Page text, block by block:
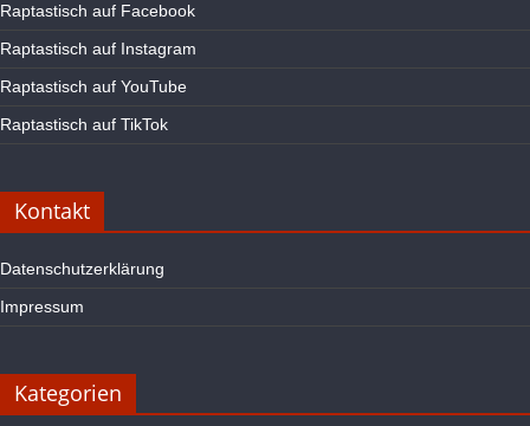
Raptastisch auf Facebook
Raptastisch auf Instagram
Raptastisch auf YouTube
Raptastisch auf TikTok
Kontakt
Datenschutzerklärung
Impressum
Kategorien